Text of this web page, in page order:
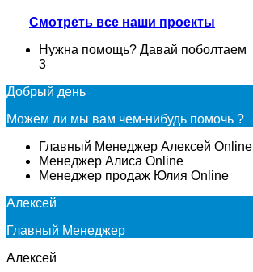
Смотреть все наши проекты
Нужна помощь? Давай поболтаем
3
Добрый день
Можем ли мы вам чем-нибудь помочь ?
Главный Менеджер Алексей Online
Менеджер Алиса Online
Менеджер продаж Юлия Online
Алексей
Главный Менеджер
Алексей